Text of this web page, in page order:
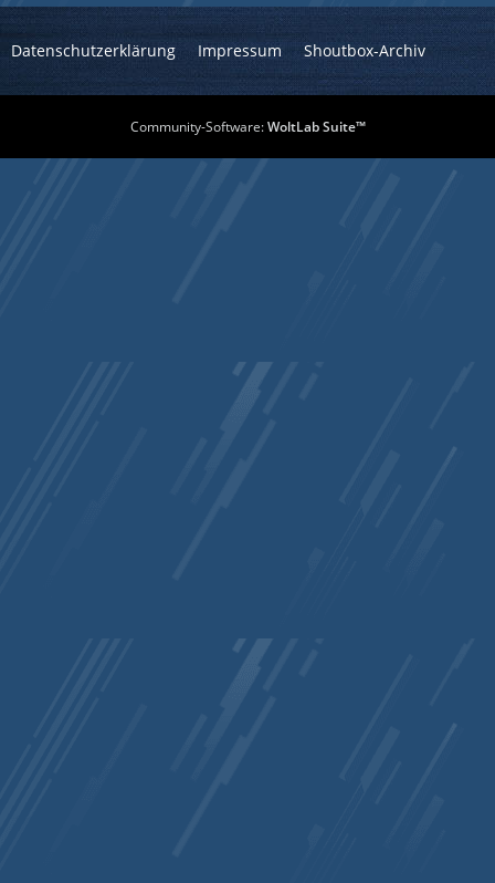
Datenschutzerklärung Impressum Shoutbox-Archiv
Community-Software:WoltLab Suite™